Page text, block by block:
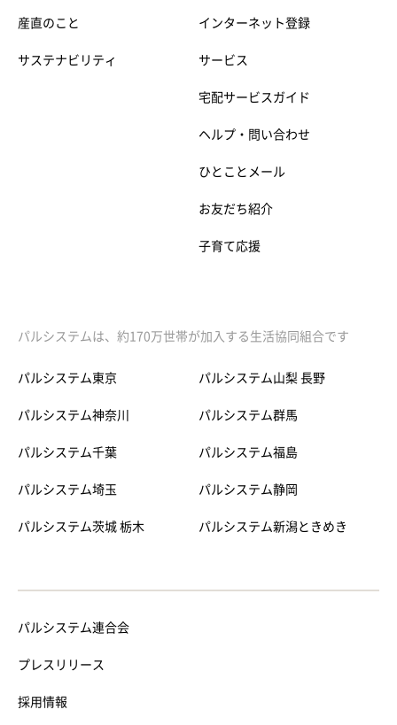
産直のこと
サステナビリティ
インターネット登録
サービス
宅配サービスガイド
ヘルプ・問い合わせ
ひとことメール
お友だち紹介
子育て応援
パルシステムは、約170万世帯が加入する生活協同組合です
パルシステム東京
パルシステム神奈川
パルシステム千葉
パルシステム埼玉
パルシステム茨城 栃木
パルシステム山梨 長野
パルシステム群馬
パルシステム福島
パルシステム静岡
パルシステム新潟ときめき
パルシステム連合会
プレスリリース
採用情報